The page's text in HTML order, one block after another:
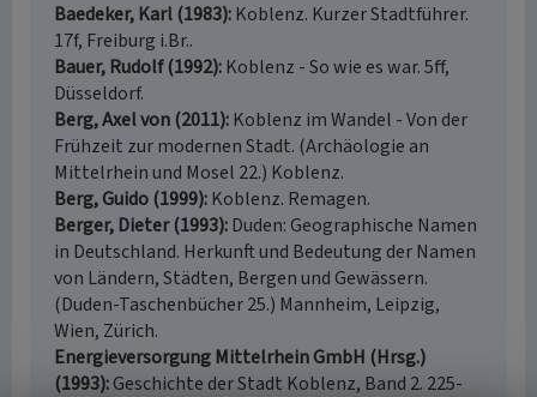
Baedeker, Karl (1983) Koblenz. Kurzer Stadtführer.
17f, Freiburg i.Br..
Bauer, Rudolf (1992) Koblenz - So wie es war. 5ff,
Düsseldorf.
Berg, Axel von (2011) Koblenz im Wandel - Von der
Frühzeit zur modernen Stadt. (Archäologie an
Mittelrhein und Mosel 22.) Koblenz.
Berg, Guido (1999) Koblenz. Remagen.
Berger, Dieter (1993) Duden: Geographische Namen
in Deutschland. Herkunft und Bedeutung der Namen
von Ländern, Städten, Bergen und Gewässern.
(Duden-Taschenbücher 25.) Mannheim, Leipzig,
Wien, Zürich.
Energieversorgung Mittelrhein GmbH (Hrsg.)
(1993) Geschichte der Stadt Koblenz, Band 2. 225-